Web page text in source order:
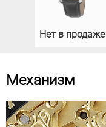
Нет в продаже
Механизм